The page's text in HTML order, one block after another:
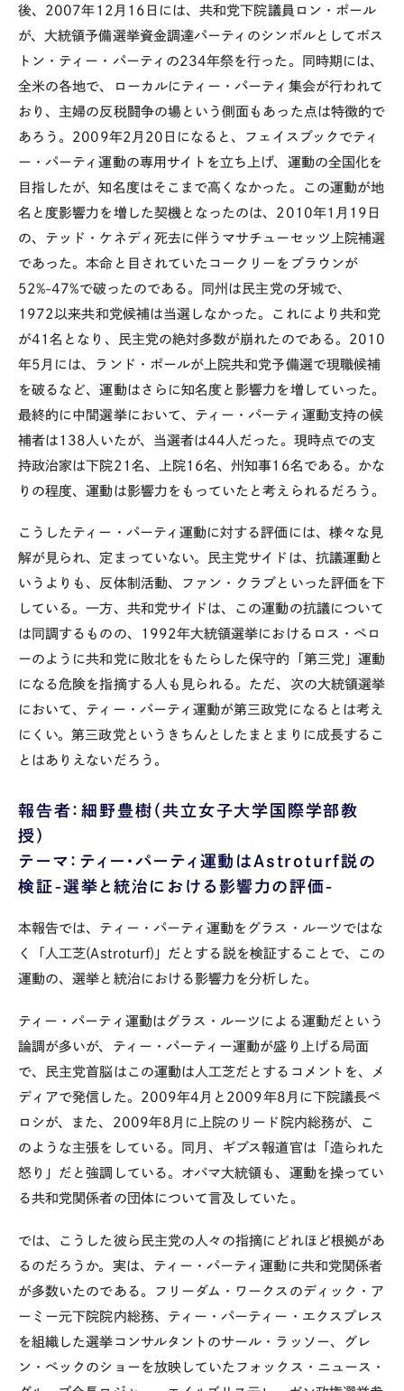
後、2007年12月16日には、共和党下院議員ロン・ポール
が、大統領予備選挙資金調達パーティのシンボルとしてボス
トン・ティー・パーティの234年祭を行った。同時期には、
全米の各地で、ローカルにティー・パーティ集会が行われて
おり、主婦の反税闘争の場という側面もあった点は特徴的で
あろう。2009年2月20日になると、フェイスブックでティ
ー・パーティ運動の専用サイトを立ち上げ、運動の全国化を
目指したが、知名度はそこまで高くなかった。この運動が地
名と度影響力を増した契機となったのは、2010年1月19日
の、テッド・ケネディ死去に伴うマサチューセッツ上院補選
であった。本命と目されていたコークリーをブラウンが
52%-47%で破ったのである。同州は民主党の牙城で、
1972以来共和党候補は当選しなかった。これにより共和党
が41名となり、民主党の絶対多数が崩れたのである。2010
年5月には、ランド・ポールが上院共和党予備選で現職候補
を破るなど、運動はさらに知名度と影響力を増していった。
最終的に中間選挙において、ティー・パーティ運動支持の候
補者は138人いたが、当選者は44人だった。現時点での支
持政治家は下院21名、上院16名、州知事16名である。かな
りの程度、運動は影響力をもっていたと考えられるだろう。
こうしたティー・パーティ運動に対する評価には、様々な見
解が見られ、定まっていない。民主党サイドは、抗議運動と
いうよりも、反体制活動、ファン・クラブといった評価を下
している。一方、共和党サイドは、この運動の抗議について
は同調するものの、1992年大統領選挙におけるロス・ペロ
ーのように共和党に敗北をもたらした保守的「第三党」運動
になる危険を指摘する人も見られる。ただ、次の大統領選挙
において、ティー・パーティ運動が第三政党になるとは考え
にくい。第三政党というきちんとしたまとまりに成長するこ
とはありえないだろう。
報告者：細野豊樹（共立女子大学国際学部教
授）
テーマ：ティー・パーティ運動はAstroturf説の
検証-選挙と統治における影響力の評価-
本報告では、ティー・パーティ運動をグラス・ルーツではな
く「人工芝(Astroturf)」だとする説を検証することで、この
運動の、選挙と統治における影響力を分析した。
ティー・パーティ運動はグラス・ルーツによる運動だという
論調が多いが、ティー・パーティー運動が盛り上げる局面
で、民主党首脳はこの運動は人工芝だとするコメントを、メ
ディアで発信した。2009年4月と2009年8月に下院議長ペ
ロシが、また、2009年8月に上院のリード院内総務が、こ
のような主張をしている。同月、ギブス報道官は「造られた
怒り」だと強調している。オバマ大統領も、運動を操ってい
る共和党関係者の団体について言及していた。
では、こうした彼ら民主党の人々の指摘にどれほど根拠があ
るのだろうか。実は、ティー・パーティ運動に共和党関係者
が多数いたのである。フリーダム・ワークスのディック・ア
ーミー元下院院内総務、ティー・パーティー・エクスプレス
を組織した選挙コンサルタントのサール・ラッソー、グレ
ン・ベックのショーを放映していたフォックス・ニュース・